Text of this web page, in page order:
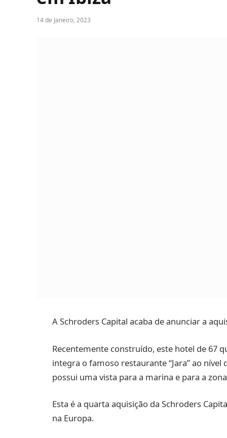
14 de Janeiro, 2023
A Schroders Capital acaba de anunciar a
Recentemente construído, este hotel de 67
integra o famoso restaurante “Jara” ao
possui uma vista para a marina e para a
Esta é a quarta aquisição da Schroders
na Europa.